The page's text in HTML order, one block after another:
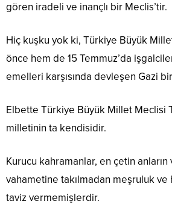
gören iradeli ve inançlı bir Meclis’tir.
Hiç kuşku yok ki, Türkiye Büyük
önce hem de 15 Temmuz’da
emelleri karşısında devleşen Gazi
Elbette Türkiye Büyük Millet Meclisi
milletinin ta kendisidir.
Kurucu kahramanlar, en çetin anların
vahametine takılmadan meşruluk ve
taviz vermemişlerdir.